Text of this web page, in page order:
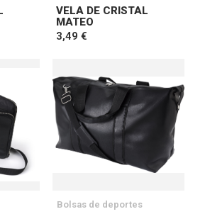
VELA DE CRISTAL
MATEO
3,49 €
Bolsas de deportes